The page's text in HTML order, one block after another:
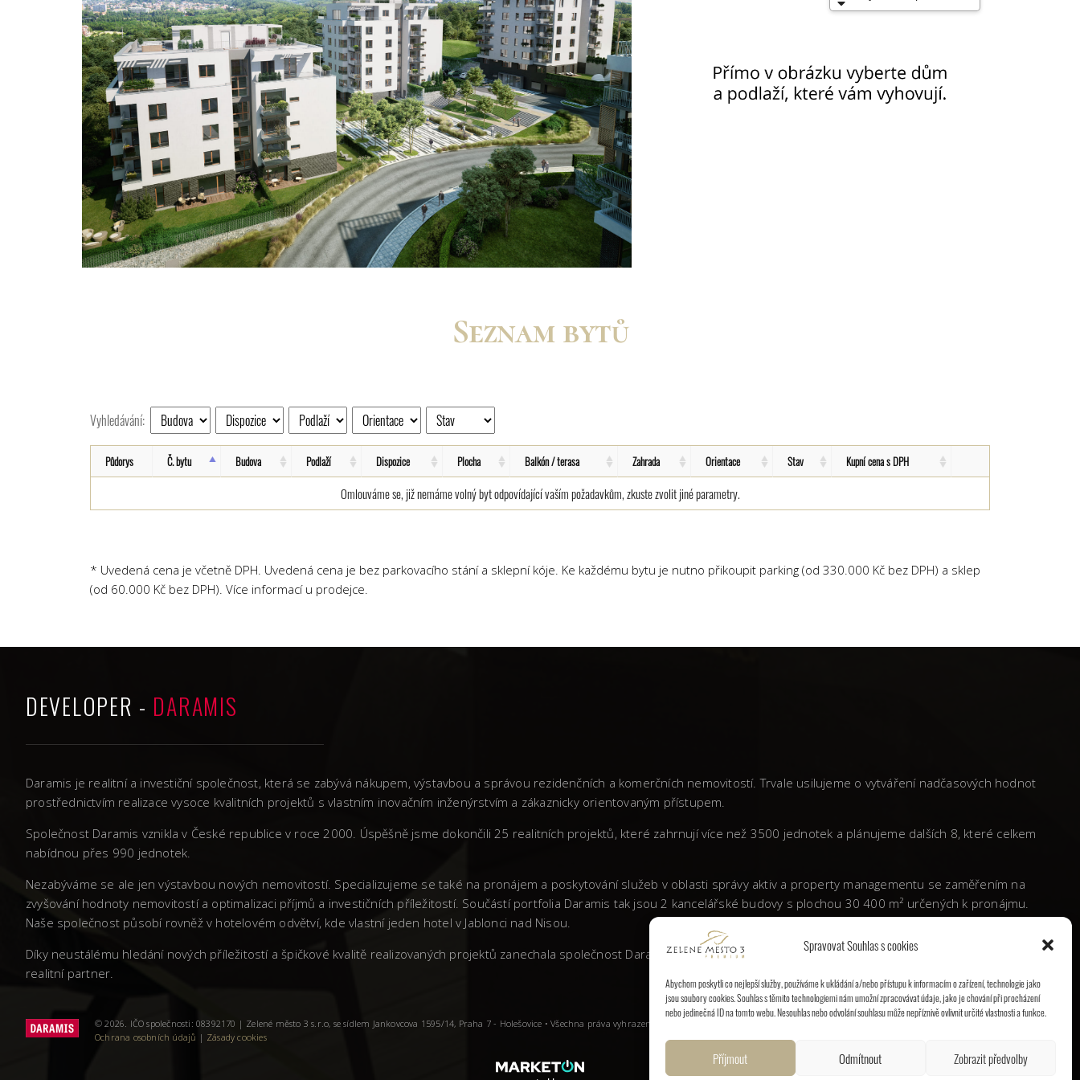
Spravovat Souhlas s cookies
Abychom poskytli co nejlepší služby, používáme k ukládání a/nebo přístupu k informacím o zařízení, technologie jako
jsou soubory cookies. Souhlas s těmito technologiemi nám umožní zpracovávat údaje, jako je chování při procházení
nebo jedinečná ID na tomto webu. Nesouhlas nebo odvolání souhlasu může nepříznivě ovlivnit určité vlastnosti a funkce.
Příjmout Odmítnout Zobrazit předvolby
Seznam bytů
Vyhledávání:
Půdorys Č. bytu Budova Podlaží Dispozice Plocha Balkón / terasa Zahrada Orientace Stav Kupní cena s DPH
Omlouváme se, již nemáme volný byt odpovídající vaším požadavkům, zkuste zvolit jiné parametry.
* Uvedená cena je včetně DPH. Uvedená cena je bez parkovacího stání a sklepní kóje. Ke každému bytu je nutno přikoupit parking (od 330.000 Kč bez DPH) a sklep
(od 60.000 Kč bez DPH). Více informací u prodejce.
DEVELOPER - DARAMIS
Daramis je realitní a investiční společnost, která se zabývá nákupem, výstavbou a správou rezidenčních a komerčních nemovitostí. Trvale usilujeme o vytváření nadčasových hodnot
prostřednictvím realizace vysoce kvalitních projektů s vlastním inovačním inženýrstvím a zákaznicky orientovaným přístupem.
Společnost Daramis vznikla v České republice v roce 2000. Úspěšně jsme dokončili 25 realitních projektů, které zahrnují více než 3500 jednotek a plánujeme dalších 8, které celkem
nabídnou přes 990 jednotek.
Nezabýváme se ale jen výstavbou nových nemovitostí. Specializujeme se také na pronájem a poskytování služeb v oblasti správy aktiv a property managementu se zaměřením na
zvyšování hodnoty nemovitostí a optimalizaci příjmů a investičních příležitostí. Součástí portfolia Daramis tak jsou 2 kancelářské budovy s plochou 30 400 m² určených k pronájmu.
Naše společnost působí rovněž v hotelovém odvětví, kde vlastní jeden hotel v Jablonci nad Nisou.
Díky neustálému hledání nových příležitostí a špičkové kvalitě realizovaných projektů zanechala společnost Daramis v České republice výraznou stopu a etablovala se jako vyhledávaný
realitní partner.
© 2026. IČO společnosti: 08392170 | Zelené město 3 s.r.o, se sídlem Jankovcova 1595/14, Praha 7 - Holešovice • Všechna práva vyhrazena.
Ochrana osobních údajů | Zásady cookies